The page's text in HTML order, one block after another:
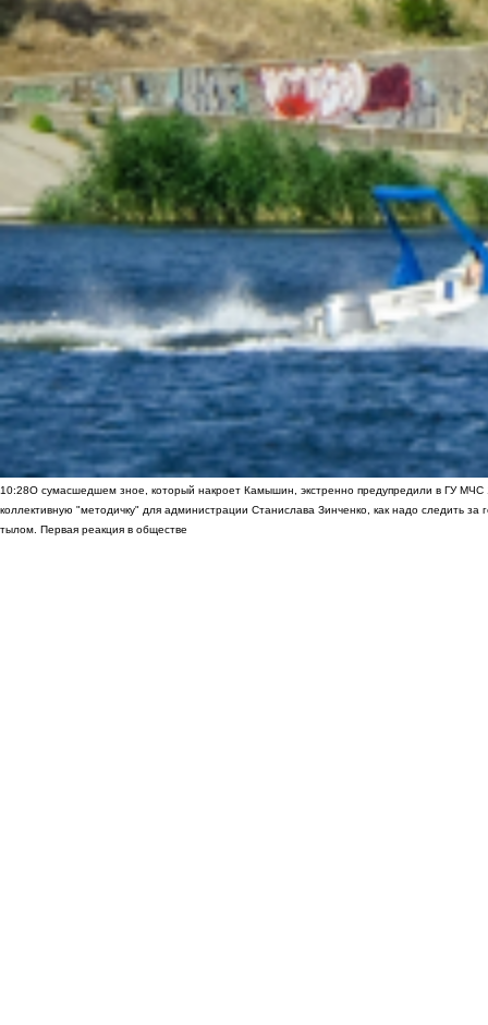
10:28О сумасшедшем зное, который накроет Камышин, экстренно предупредили в ГУ МЧС
коллективную "методичку" для администрации Станислава Зинченко, как надо следить за
тылом. Первая реакция в обществе